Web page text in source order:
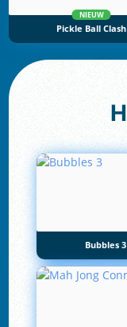
NIEUW
Pickle Ball Clash
Bubbles 3